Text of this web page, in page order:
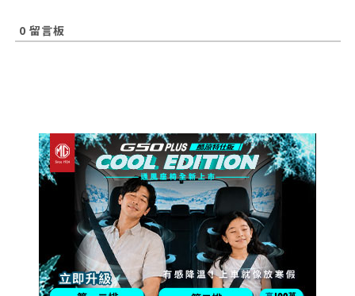
0 留言板